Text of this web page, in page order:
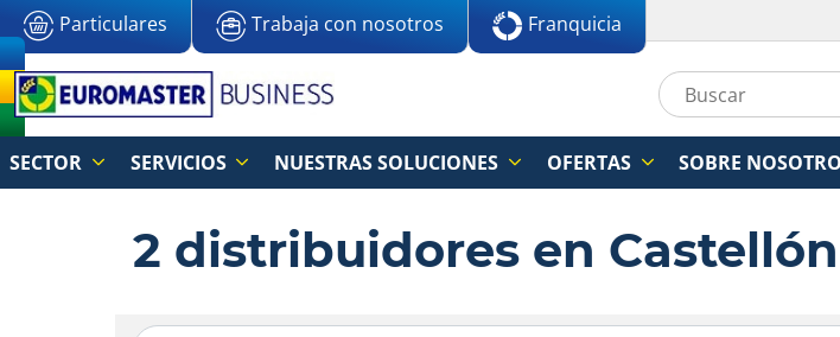
Particulares Trabaja con nosotros Franquicia
SECTOR SERVICIOS NUESTRAS SOLUCIONES OFERTAS SOBRE
2 distribuidores en Castellón